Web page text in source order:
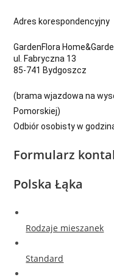
Adres korespondencyjny
GardenFlora
ul. Fabryczna 13
85-741 Bydgoszcz
(brama wjazdowa na
Pomorskiej)
Odbiór osobisty w
Formularz
Polska Łąka
Rodzaje mieszanek
Standard